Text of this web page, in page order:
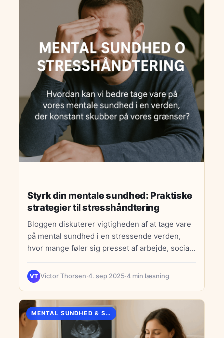
Afslutningsvis understreger bloggen, at
forbedringer i mental sundhed kræver
vedholdenhed og små skridt over tid, og
opfordrer læserne til at tage aktive valg for at
skabe en sundere mental tilstand.
som det første skridt til håndtering af stress.
Den præsenterer forskellige strategier til
stresshåndtering, herunder mindfulness,
motion, betydningen af søvn, og at sætte
grænser i arbejdslivet. Desuden opfordres
læserne til at opbygge mental robusthed ved at
praktisere positiv tænkning, styrke sociale
relationer og søge professionel hjælp, hvis
nødvendigt. Afslutningsvis understreges
betydningen af at prioritere mental sundhed for
at forbedre livskvaliteten, og der gives
opfordringer til at implementere små
ændringer i hverdagen for bedre trivsel.
Styrk din mentale sundhed: Praktiske
strategier til stresshåndtering
Bloggen diskuterer vigtigheden af at tage vare
på mental sundhed i en stressende verden,
hvor mange føler sig presset af arbejde, sociale
introducerer først tegn på stress, såsom fysisk
træthed, søvnproblemer, ændringer i appetit og
betydningen af at genkende disse tidlige
signaler for at kunne handle. Dernæst
præsenteres praktiske strategier for
VT Victor Thorsen·4. sep 2025·4 min læsning
MENTAL SUNDHED & STRESS